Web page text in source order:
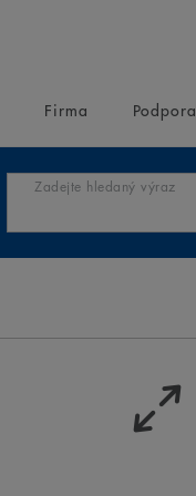
Firma Podpora
Zadejte hledaný výraz